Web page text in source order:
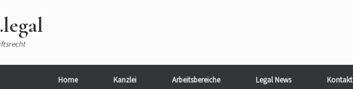
Home Kanzlei Arbeitsbereiche Legal News Kontakt